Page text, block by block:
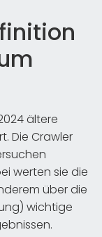
ältere
Die Crawler
werten sie die
über die
wichtige